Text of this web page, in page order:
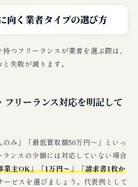
向く業者タイプの選び方
つフリーランスが業者を選ぶ際は、
失敗が減ります。
フリーランス対応を明記して
み」「最低買取額50万円〜」といっ
ンスの少額には対応していない場合
業主OK」「1万円〜」「請求書1枚か
ービスを選びましょう。代表例として